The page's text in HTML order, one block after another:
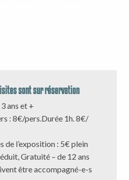
sont sur réservation
ans et +
: 8€/pers.Durée 1h. 8€/
de l’exposition : 5€ plein
Gratuité – de 12 ans
être accompagné-e-s